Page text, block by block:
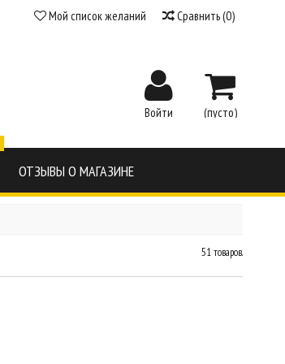
Сравнить(0)
Мой список желаний
(пусто)
Войти
ОТЗЫВЫ О МАГАЗИНЕ
51 товаров.